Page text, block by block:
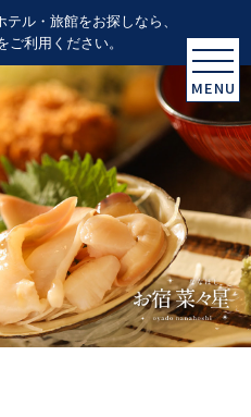
ル・旅館をお探しなら、
ご利用ください。
MENU